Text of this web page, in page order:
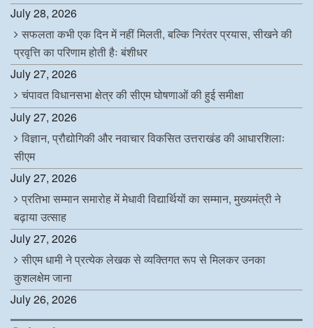
July 28, 2026
सफलता कभी एक दिन में नहीं मिलती, बल्कि निरंतर प्रयास, सीखने की
प्रवृत्ति का परिणाम होती हैः बंशीधर
July 27, 2026
चंपावत विधानसभा क्षेत्र की सीएम घोषणाओं की हुई समीक्षा
July 27, 2026
विज्ञान, प्रौद्योगिकी और नवाचार विकसित उत्तराखंड की आधारशिलाः
सीएम
July 27, 2026
प्रतिभा सम्मान समारोह में मेधावी विद्यार्थियों का सम्मान, मुख्यमंत्री ने
बढ़ाया उत्साह
July 27, 2026
सीएम धामी ने प्रत्येक लेखक से व्यक्तिगत रूप से मिलकर उनका
कुशलक्षेम जाना
July 26, 2026